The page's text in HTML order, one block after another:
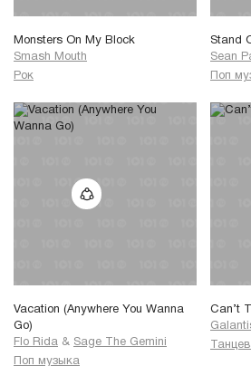
Monsters On My Block
Smash Mouth
Рок
Stand
Sean
Поп
Vacation (Anywhere You Wanna
Go)
Flo Rida & Sage The Gemini
Поп музыка
Can’t